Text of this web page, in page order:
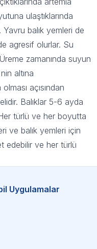
ulaştıklarında
balık yemleri de
agresif olurlar. Su
zamanında suyun
altına
açısından
Balıklar 5-6 ayda
türlü ve her boyutta
ve balık yemleri için
edebilir ve her türlü
Uygulamalar